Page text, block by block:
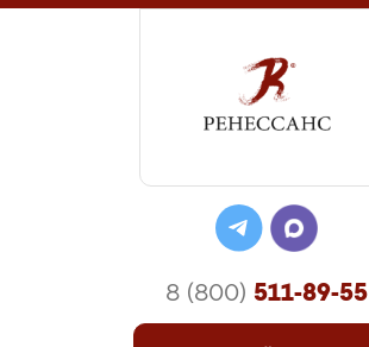
8 (800) 511-89-55